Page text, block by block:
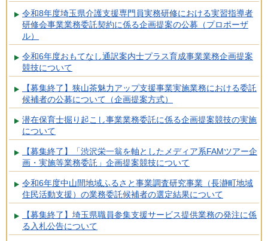
令和8年度埼玉県介護支援専門員実務研修における実習指導者
研修会事業業務委託契約に係る企画提案の公募（プロポーザ
ル）
令和6年度おもてなし通訳案内士プラス育成事業業務企画提案
競技について
【募集終了】狭山茶魅力アップ支援事業実施業務における委託
候補者の公募について（企画提案方式）
潜在保育士掘り起こし事業業務委託に係る企画提案競技の実施
について
【募集終了】「渋沢栄一翁を軸としたメディア系FAMツアー企
画・実施等業務委託」企画提案競技について
令和6年度中山間地域ふるさと事業調査研究事業（長瀞町地域
住民活動支援）の業務委託候補者の選定結果について
【募集終了】埼玉県職員参集支援サービス提供業務の発注に係
る入札公告について